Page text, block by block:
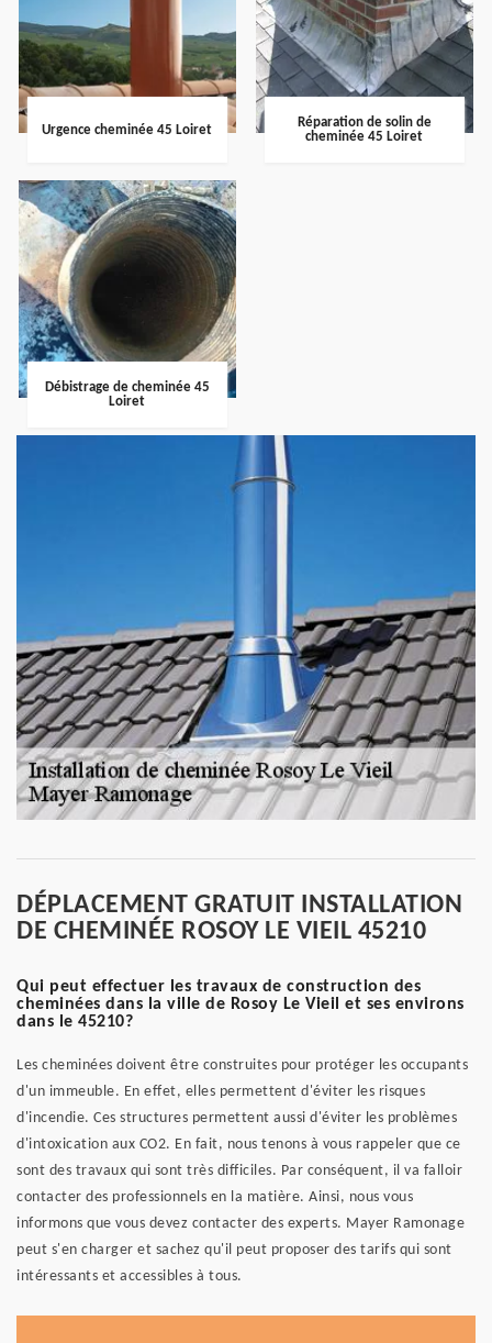
Urgence cheminée 45 Loiret
Réparation de solin de
cheminée 45 Loiret
Débistrage de cheminée 45
Loiret
DÉPLACEMENT GRATUIT INSTALLATION
DE CHEMINÉE ROSOY LE VIEIL 45210
Qui peut effectuer les travaux de construction des
cheminées dans la ville de Rosoy Le Vieil et ses environs
dans le 45210?
Les cheminées doivent être construites pour protéger les occupants
d'un immeuble. En effet, elles permettent d'éviter les risques
d'incendie. Ces structures permettent aussi d'éviter les problèmes
d'intoxication aux CO2. En fait, nous tenons à vous rappeler que ce
sont des travaux qui sont très difficiles. Par conséquent, il va falloir
contacter des professionnels en la matière. Ainsi, nous vous
informons que vous devez contacter des experts. Mayer Ramonage
peut s'en charger et sachez qu'il peut proposer des tarifs qui sont
intéressants et accessibles à tous.